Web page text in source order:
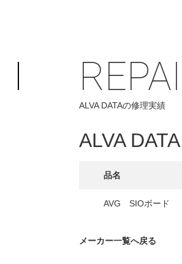
フィロソフィー
COMPANY
PROFILE
お問い合わせ / 発
ALVA DATAの修理実績
ALVA DATA
品名
AVG SIOボード
メーカー一覧へ戻る